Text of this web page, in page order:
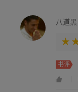
八道黑
书评